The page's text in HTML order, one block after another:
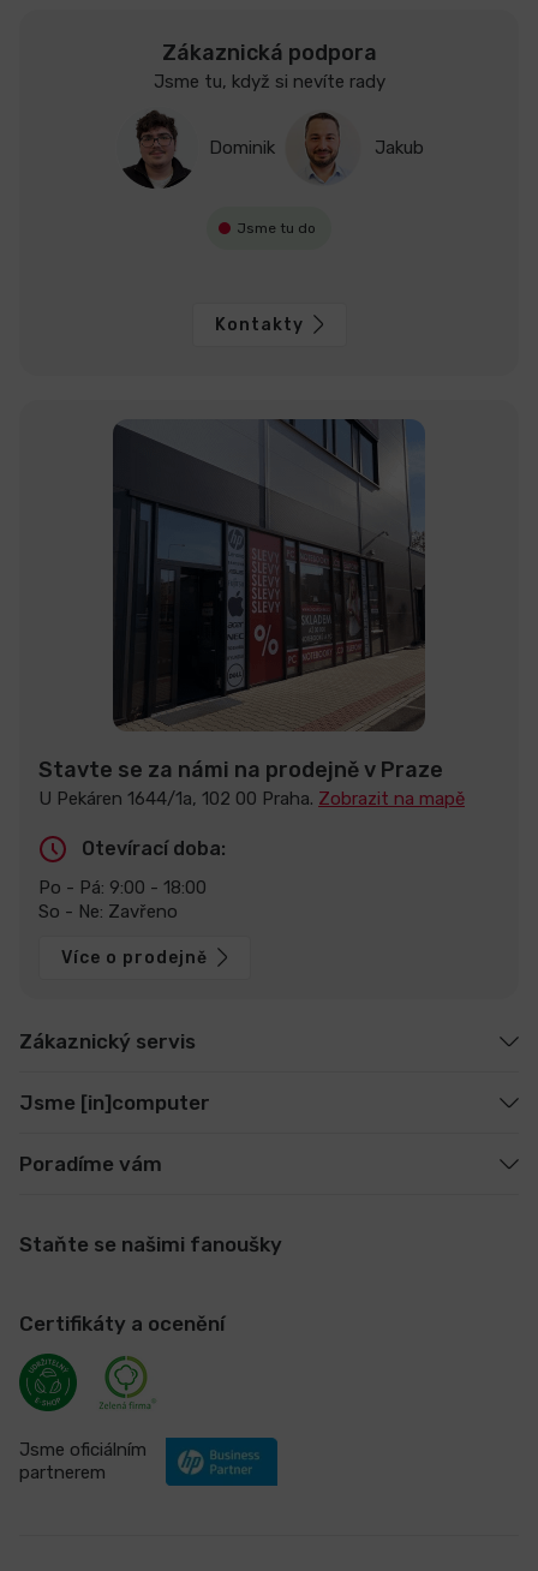
Zákaznická podpora
Jsme tu, když si nevíte rady
Dominik Jakub
Jsme tu do
Kontakty
Stavte se za námi na prodejně v Praze
U Pekáren 1644/1a, 102 00 Praha. Zobrazit na mapě
Otevírací doba:
Po - Pá: 9:00 - 18:00
So - Ne: Zavřeno
Více o prodejně
Zákaznický servis
Jsme [in]computer
Poradíme vám
Staňte se našimi fanoušky
Certifikáty a ocenění
Jsme oficiálním
partnerem